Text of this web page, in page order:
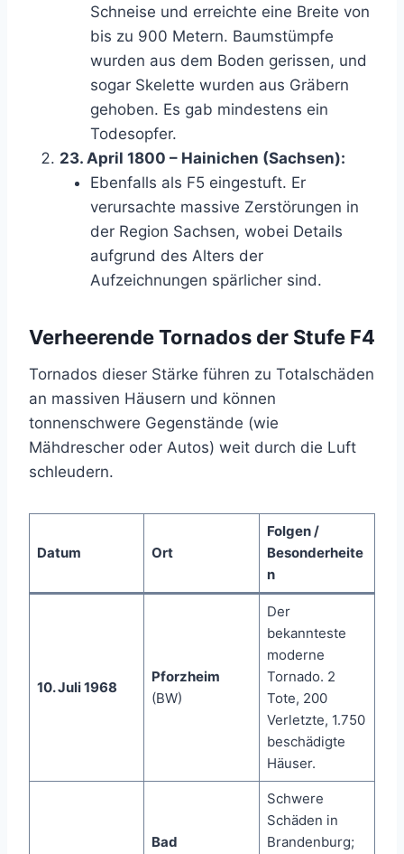
Schneise und erreichte eine Breite von
bis zu 900 Metern. Baumstümpfe
wurden aus dem Boden gerissen, und
sogar Skelette wurden aus Gräbern
gehoben. Es gab mindestens ein
Todesopfer.
23. April 1800 – Hainichen (Sachsen):
Ebenfalls als F5 eingestuft. Er
verursachte massive Zerstörungen in
der Region Sachsen, wobei Details
aufgrund des Alters der
Aufzeichnungen spärlicher sind.
Verheerende Tornados der Stufe F4
Tornados dieser Stärke führen zu Totalschäden
an massiven Häusern und können
tonnenschwere Gegenstände (wie
Mähdrescher oder Autos) weit durch die Luft
schleudern.
Datum Ort
Folgen /
Besonderheite
n
10. Juli 1968
Pforzheim
(BW)
Der
bekannteste
moderne
Tornado. 2
Tote, 200
Verletzte, 1.750
beschädigte
Häuser.
Bad
Schwere
Schäden in
Brandenburg;